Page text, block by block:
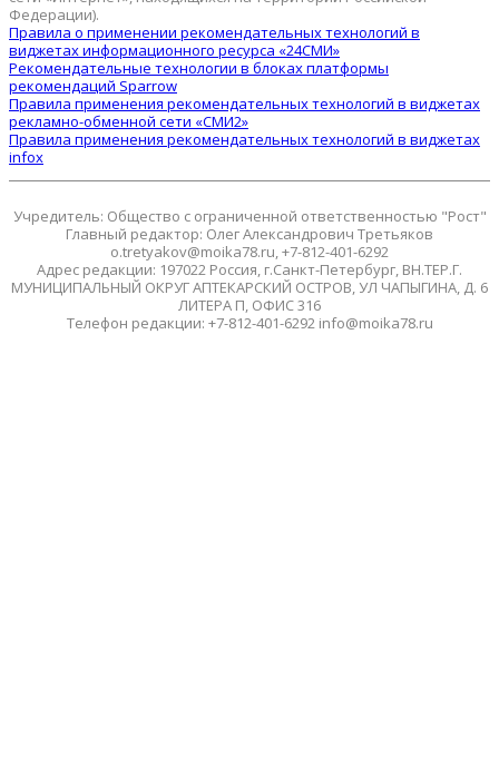
Федерации).
Правила о применении рекомендательных технологий в
виджетах информационного ресурса «24СМИ»
Рекомендательные технологии в блоках платформы
рекомендаций Sparrow
Правила применения рекомендательных технологий в виджетах
рекламно-обменной сети «СМИ2»
Правила применения рекомендательных технологий в виджетах
infox
Учредитель: Общество с ограниченной ответственностью "Рост"
Главный редактор: Олег Александрович Третьяков
o.tretyakov@moika78.ru, +7-812-401-6292
Адрес редакции: 197022 Россия, г.Санкт-Петербург, ВН.ТЕР.Г.
МУНИЦИПАЛЬНЫЙ ОКРУГ АПТЕКАРСКИЙ ОСТРОВ, УЛ ЧАПЫГИНА, Д. 6
ЛИТЕРА П, ОФИС 316
Телефон редакции: +7-812-401-6292 info@moika78.ru